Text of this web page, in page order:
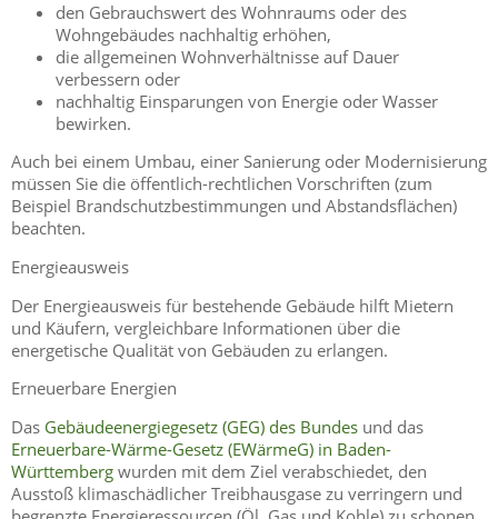
den Gebrauchswert des Wohnraums oder des
Wohngebäudes nachhaltig erhöhen,
die allgemeinen Wohnverhältnisse auf Dauer
verbessern oder
nachhaltig Einsparungen von Energie oder Wasser
bewirken.
Auch bei einem Umbau, einer Sanierung oder Modernisierung
müssen Sie die öffentlich-rechtlichen Vorschriften (zum
Beispiel Brandschutzbestimmungen und Abstandsflächen)
beachten.
Energieausweis
Der Energieausweis für bestehende Gebäude hilft Mietern
und Käufern, vergleichbare Informationen über die
energetische Qualität von Gebäuden zu erlangen.
Erneuerbare Energien
Das Gebäudeenergiegesetz (GEG) des Bundes und das
Erneuerbare-Wärme-Gesetz (EWärmeG) in Baden-
Württemberg wurden mit dem Ziel verabschiedet, den
Ausstoß klimaschädlicher Treibhausgase zu verringern und